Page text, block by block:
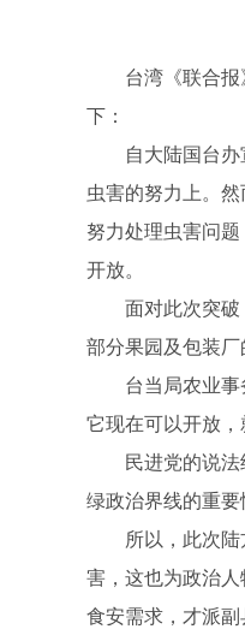
台湾《联合
下：
自大陆国台
虫害的努力上。
努力处理虫害问
开放。
面对此次突
部分果园及包装厂
台当局农业
它现在可以开放，
民进党的说
绿政治界线的重
所以，此次
害，这也为政治
食安需求，才派